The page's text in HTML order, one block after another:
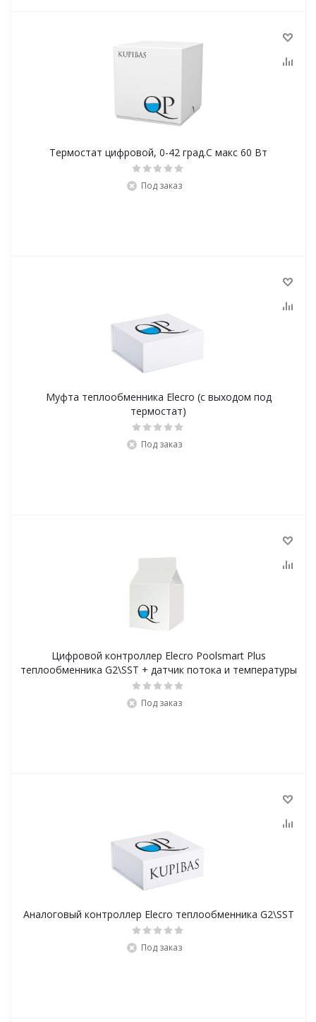
Термостат цифровой, 0-42 град.С макс 60 Вт
Под заказ
Муфта теплообменника Elecro (с выходом под
термостат)
Под заказ
Цифровой контроллер Elecro Poolsmart Plus
теплообменника G2\SST + датчик потока и температуры
Под заказ
Аналоговый контроллер Elecro теплообменника G2\SST
Под заказ